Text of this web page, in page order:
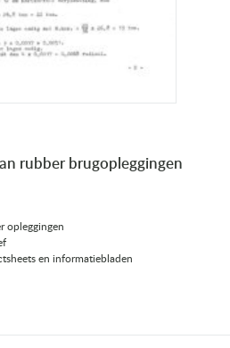
rubber brugopleggingen
opleggingen
en informatiebladen